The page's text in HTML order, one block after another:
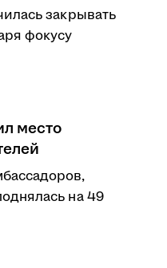
закрывать
фокусу
место
на 49